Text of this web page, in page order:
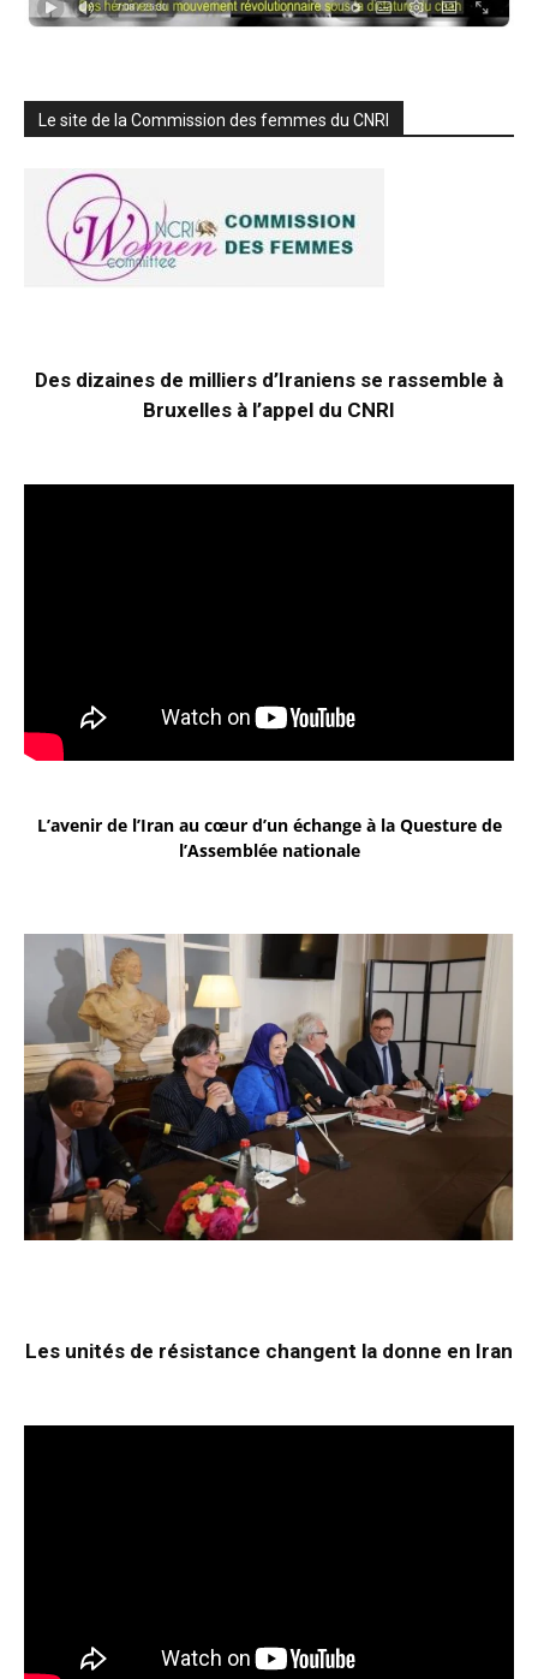
Le site de la Commission des femmes du CNRI
Des dizaines de milliers d’Iraniens se rassemble à
Bruxelles à l’appel du CNRI
L’avenir de l’Iran au cœur d’un échange à la Questure de
l’Assemblée nationale
Les unités de résistance changent la donne en Iran